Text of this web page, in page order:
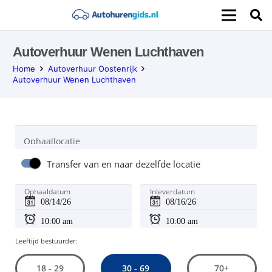
Autoverhuur Wenen Luchthaven
Home
Autoverhuur Oostenrijk
Autoverhuur Wenen Luchthaven
Ophaallocatie
Transfer van en naar dezelfde locatie
Ophaaldatum Inleverdatum
Leeftijd bestuurder:
18 - 29 30 - 69 70+